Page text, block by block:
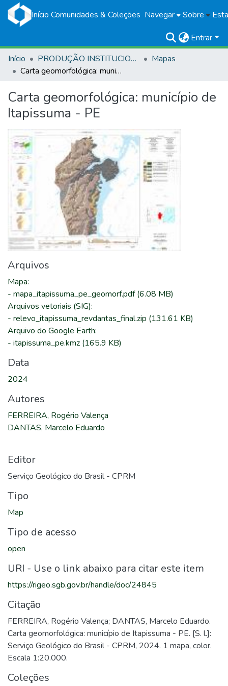
Início Comunidades & Coleções Navegar Sobre
Entrar
Início
PRODUÇÃO INSTITUCIONAL
Mapas
Carta geomorfológica: município de Itapissuma - PE
Carta geomorfológica: município de
Itapissuma - PE
Arquivos
Mapa:
- mapa_itapissuma_pe_geomorf.pdf(6.08 MB)
Arquivos vetoriais (SIG):
- relevo_itapissuma_revdantas_final.zip (131.61 KB)
Arquivo do Google Earth:
- itapissuma_pe.kmz (165.9 KB)
Data
2024
Autores
FERREIRA, Rogério Valença
DANTAS, Marcelo Eduardo
Editor
Serviço Geológico do Brasil - CPRM
Tipo
Map
Tipo de acesso
open
URI - Use o link abaixo para citar este item
https://rigeo.sgb.gov.br/handle/doc/24845
Citação
FERREIRA, Rogério Valença; DANTAS, Marcelo Eduardo.
Carta geomorfológica: município de Itapissuma - PE. [S. l.]:
Serviço Geológico do Brasil - CPRM, 2024. 1 mapa, color.
Escala 1:20.000.
Coleções